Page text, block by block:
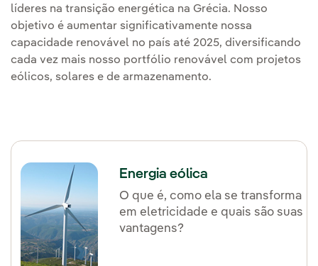
líderes na transição energética na Grécia. Nosso
objetivo é aumentar significativamente nossa
capacidade renovável no país até 2025, diversificando
cada vez mais nosso portfólio renovável com projetos
eólicos, solares e de armazenamento.
Energia eólica
O que é, como ela se transforma
em eletricidade e quais são suas
vantagens?